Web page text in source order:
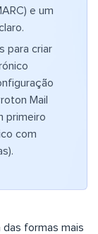
e um
para criar
Mail
primeiro
com
das formas mais